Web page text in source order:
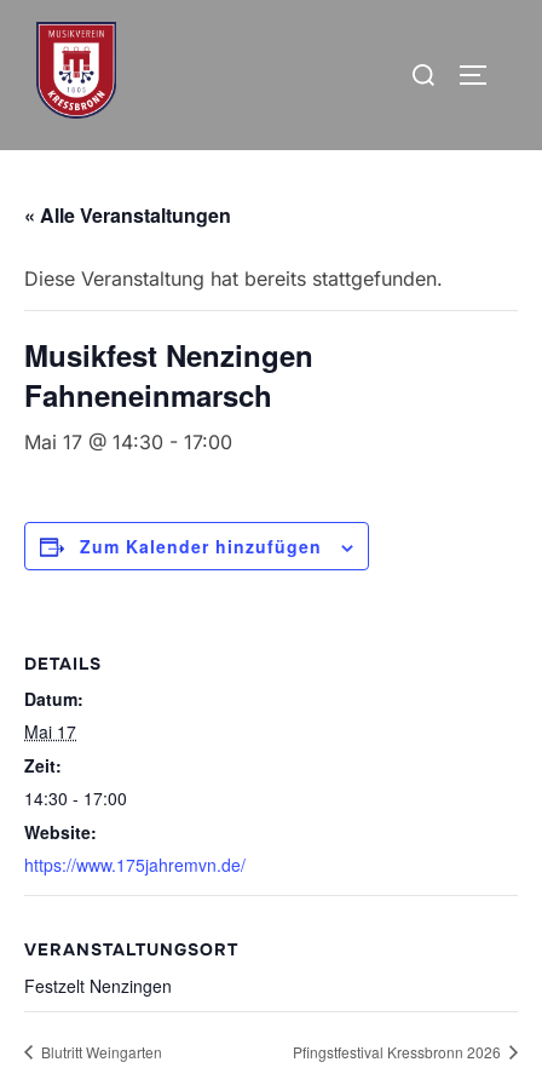
Zum
springen
Suchen
« Alle Veranstaltungen
Diese Veranstaltung hat bereits stattgefunden.
Musikfest Nenzingen
Fahneneinmarsch
Mai 17 @ 14:30 - 17:00
Zum Kalender hinzufügen
DETAILS
Datum:
Mai 17
Zeit:
14:30 - 17:00
Website:
https://www.175jahremvn.de/
VERANSTALTUNGSORT
Festzelt Nenzingen
Blutritt Weingarten Pfingstfestival Kressbronn 2026